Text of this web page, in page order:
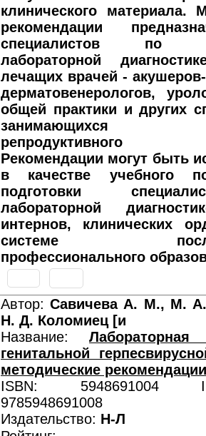
клинического материала.
рекомендации
специалистов по
лабораторной
лечащих врачей - акушеров-
дерматовенерологов,
общей практики и других
занимающихся
репродуктивного
Рекомендации могут быть
в качестве учебного
подготовки
лабораторной
интернов, клинических
системе
профессионального
Автор:Савичева А. М., М.
Н. Д. Коломиец [и
Название: Лабораторная
генитальной
методические рекомендации
ISBN: 5948691004
9785948691008
Издательство: Н-Л